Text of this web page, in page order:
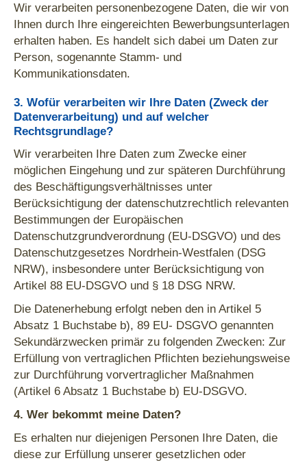
Wir verarbeiten personenbezogene Daten, die wir von
Ihnen durch Ihre eingereichten Bewerbungsunterlagen
erhalten haben. Es handelt sich dabei um Daten zur
Person, sogenannte Stamm- und
Kommunikationsdaten.
3. Wofür verarbeiten wir Ihre Daten (Zweck der
Datenverarbeitung) und auf welcher
Rechtsgrundlage?
Wir verarbeiten Ihre Daten zum Zwecke einer
möglichen Eingehung und zur späteren Durchführung
des Beschäftigungsverhältnisses unter
Berücksichtigung der datenschutzrechtlich relevanten
Bestimmungen der Europäischen
Datenschutzgrundverordnung (EU-DSGVO) und des
Datenschutzgesetzes Nordrhein-Westfalen (DSG
NRW), insbesondere unter Berücksichtigung von
Artikel 88 EU-DSGVO und § 18 DSG NRW.
Die Datenerhebung erfolgt neben den in Artikel 5
Absatz 1 Buchstabe b), 89 EU- DSGVO genannten
Sekundärzwecken primär zu folgenden Zwecken: Zur
Erfüllung von vertraglichen Pflichten beziehungsweise
zur Durchführung vorvertraglicher Maßnahmen
(Artikel 6 Absatz 1 Buchstabe b) EU-DSGVO.
4. Wer bekommt meine Daten?
Es erhalten nur diejenigen Personen Ihre Daten, die
diese zur Erfüllung unserer gesetzlichen oder